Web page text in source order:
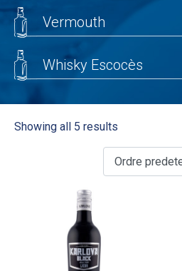
Vermouth
Whisky Escocès
Showing all 5 results